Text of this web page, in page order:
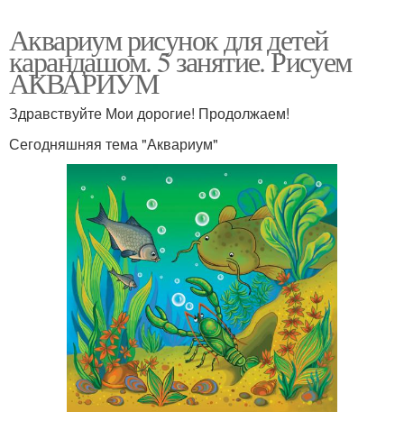
Аквариум рисунок для детей
карандашом. 5 занятие. Рисуем
АКВАРИУМ
Здравствуйте Мои дорогие! Продолжаем!
Сегодняшняя тема "Аквариум"